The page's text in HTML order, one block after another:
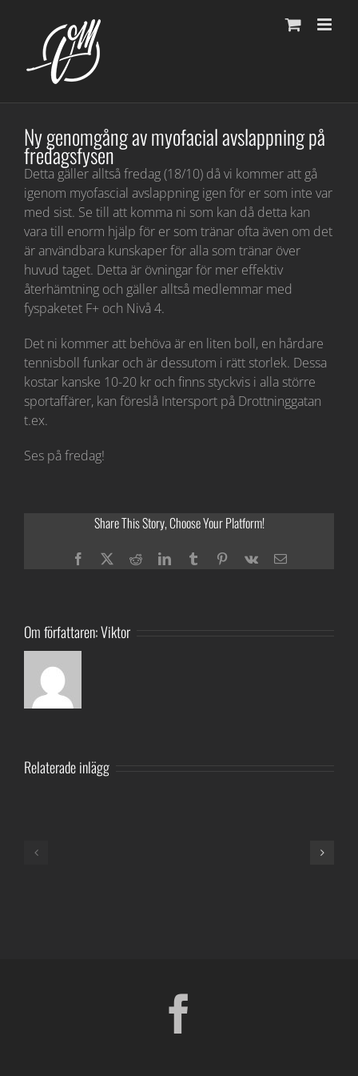
innehållet
Ny genomgång av myofacial avslappning på
fredagsfysen
Detta gäller alltså fredag (18/10) då vi kommer att gå
igenom myofascial avslappning igen för er som inte var
med sist. Se till att komma ni som kan då detta kan
vara till enorm hjälp för er som tränar ofta även om det
är användbara kunskaper för alla som tränar över
huvud taget. Detta är övningar för mer effektiv
återhämtning och gäller alltså medlemmar med
fyspaketet F+ och Nivå 4.
Det ni kommer att behöva är en liten boll, en hårdare
tennisboll funkar och är dessutom i rätt storlek. Dessa
kostar kanske 10-20 kr och finns styckvis i alla större
sportaffärer, kan föreslå Intersport på Drottninggatan
t.ex.
Ses på fredag!
Share This Story, Choose Your Platform!
Facebook
TwitterRedditLinkedInTumblrPinterest
Vk
E-
Om författaren:Viktor
Relaterade inlägg